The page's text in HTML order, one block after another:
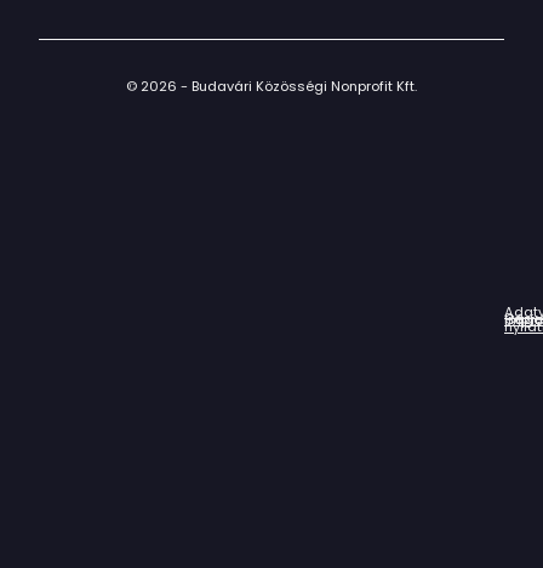
© 2026 - Budavári Közösségi Nonprofit Kft.